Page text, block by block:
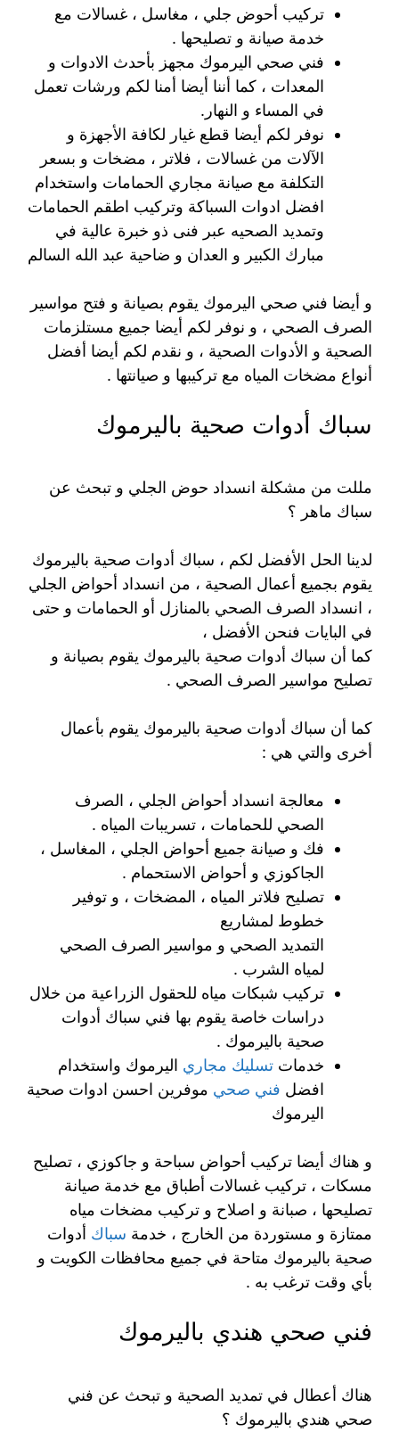
تركيب أحوض جلي ، مغاسل ، غسالات مع
خدمة صيانة و تصليحها .
فني صحي اليرموك مجهز بأحدث الادوات و
المعدات ، كما أننا أيضا أمنا لكم ورشات تعمل
في المساء و النهار.
نوفر لكم أيضا قطع غيار لكافة الأجهزة و
الآلات من غسالات ، فلاتر ، مضخات و بسعر
التكلفة مع صيانة مجاري الحمامات واستخدام
افضل ادوات السباكة وتركيب اطقم الحمامات
وتمديد الصحيه عبر فنى ذو خبرة عالية في
مبارك الكبير و العدان و ضاحية عبد الله السالم
و أيضا فني صحي اليرموك يقوم بصيانة و فتح مواسير
الصرف الصحي ، و نوفر لكم أيضا جميع مستلزمات
الصحية و الأدوات الصحية ، و نقدم لكم أيضا أفضل
أنواع مضخات المياه مع تركيبها و صيانتها .
سباك أدوات صحية باليرموك
مللت من مشكلة انسداد حوض الجلي و تبحث عن
سباك ماهر ؟
لدينا الحل الأفضل لكم ، سباك أدوات صحية باليرموك
يقوم بجميع أعمال الصحية ، من انسداد أحواض الجلي
، انسداد الصرف الصحي بالمنازل أو الحمامات و حتى
في البايات فنحن الأفضل ،
كما أن سباك أدوات صحية باليرموك يقوم بصيانة و
تصليح مواسير الصرف الصحي .
كما أن سباك أدوات صحية باليرموك يقوم بأعمال
أخرى والتي هي :
معالجة انسداد أحواض الجلي ، الصرف
الصحي للحمامات ، تسريبات المياه .
فك و صيانة جميع أحواض الجلي ، المغاسل ،
الجاكوزي و أحواض الاستحمام .
تصليح فلاتر المياه ، المضخات ، و توفير
خطوط لمشاريع
التمديد الصحي و مواسير الصرف الصحي
لمياه الشرب .
تركيب شبكات مياه للحقول الزراعية من خلال
دراسات خاصة يقوم بها فني سباك أدوات
صحية باليرموك .
خدمات تسليك مجاري اليرموك واستخدام
افضل فني صحي موفرين احسن ادوات صحية
اليرموك
و هناك أيضا تركيب أحواض سباحة و جاكوزي ، تصليح
مسكات ، تركيب غسالات أطباق مع خدمة صيانة
تصليحها ، صبانة و اصلاح و تركيب مضخات مياه
ممتازة و مستوردة من الخارج ، خدمة سباك أدوات
صحية باليرموك متاحة في جميع محافظات الكويت و
بأي وقت ترغب به .
فني صحي هندي باليرموك
هناك أعطال في تمديد الصحية و تبحث عن فني
صحي هندي باليرموك ؟